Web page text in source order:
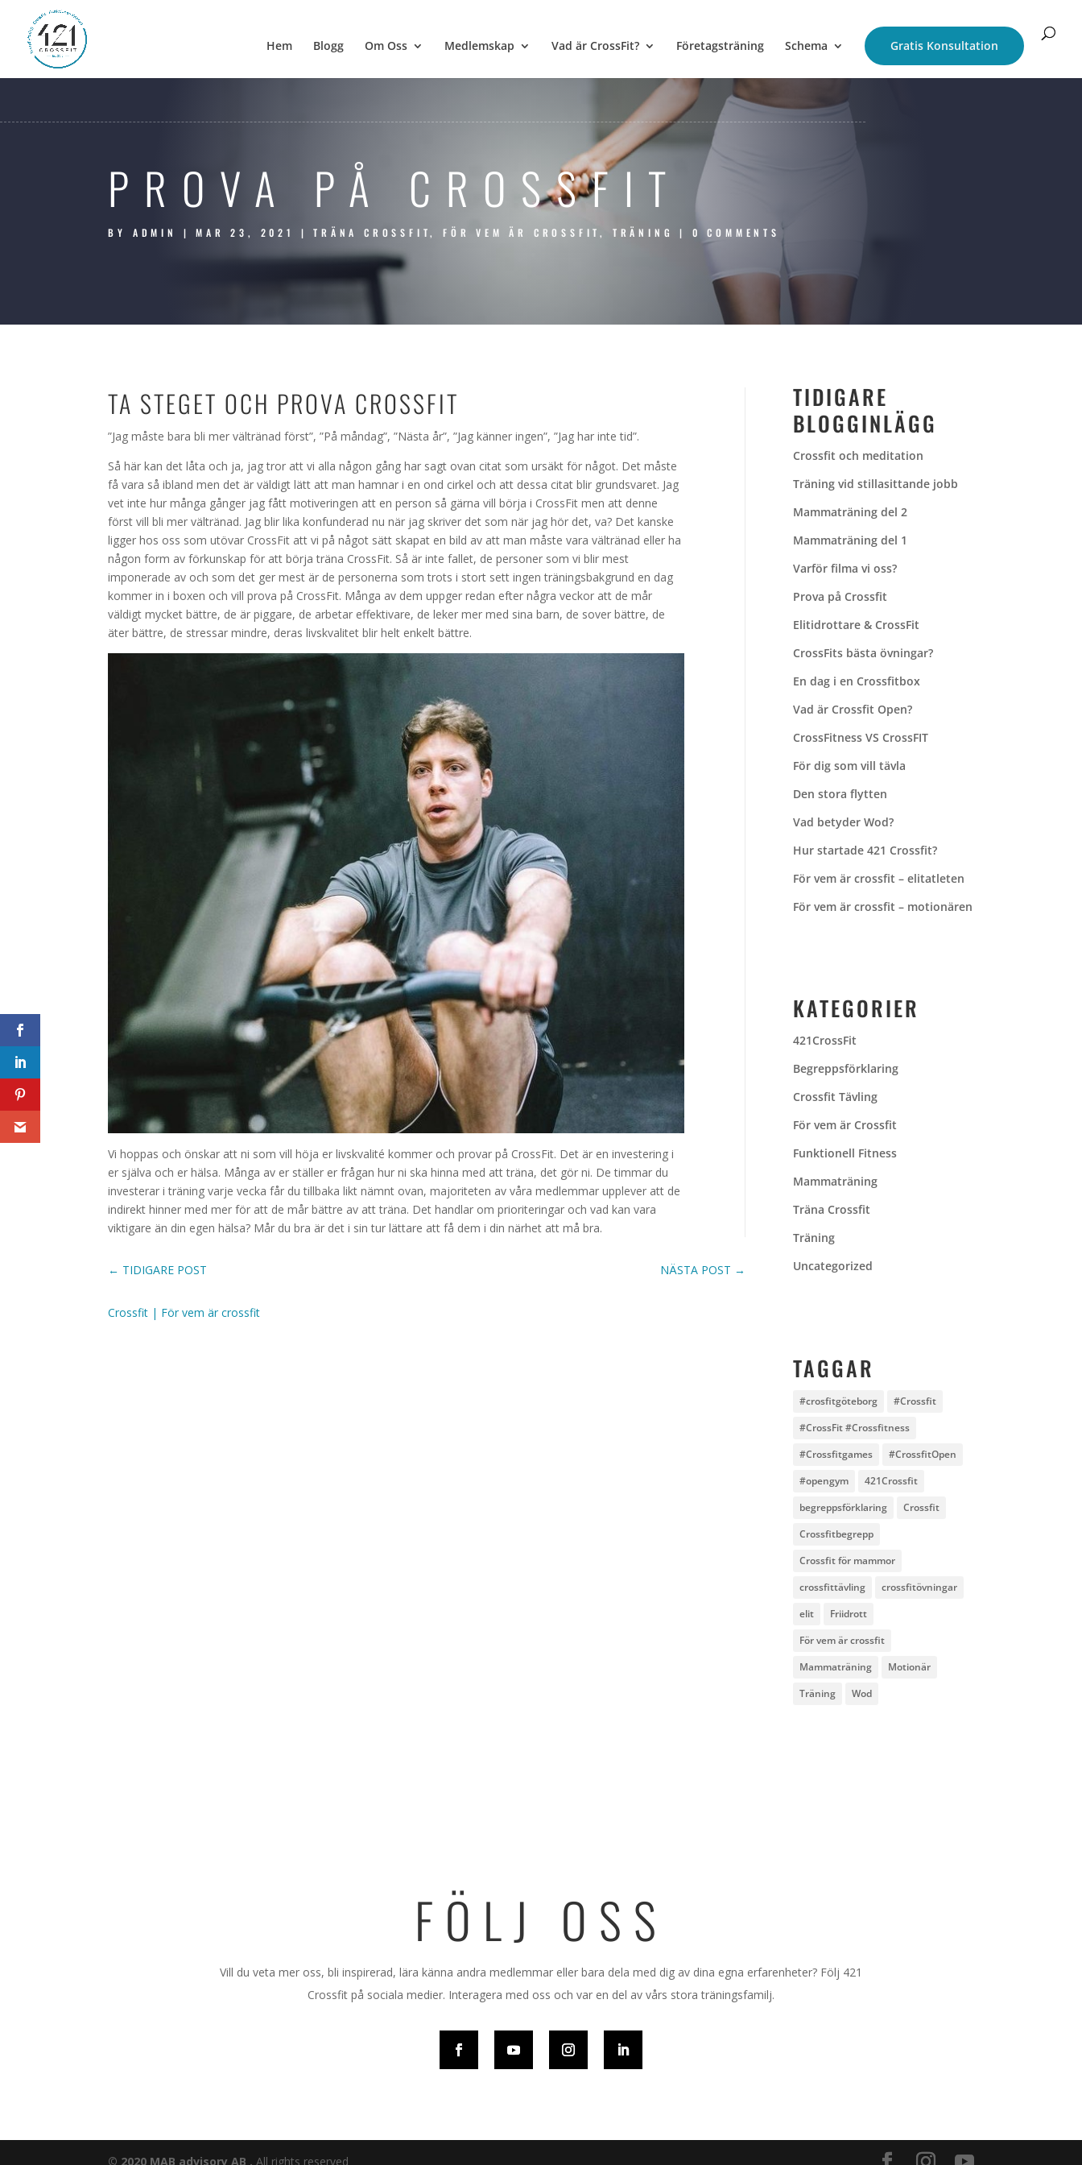
Hem Blogg Om Oss Medlemskap Vad är CrossFit? Företagsträning Schema Gratis Konsultation
PROVA PÅ CROSSFIT
BY ADMIN |MAR 23, 2021 |TRÄNA CROSSFIT,FÖR VEM ÄR CROSSFIT, TRÄNING | 0 COMMENTS
TA STEGET OCH PROVA CROSSFIT
”Jag måste bara bli mer vältränad först”, ”På måndag”, ”Nästa år”, ”Jag känner ingen”, ”Jag har inte tid”.
Så här kan det låta och ja, jag tror att vi alla någon gång har sagt ovan citat som ursäkt för något. Det måste
få vara så ibland men det är väldigt lätt att man hamnar i en ond cirkel och att dessa citat blir grundsvaret. Jag
vet inte hur många gånger jag fått motiveringen att en person så gärna vill börja i CrossFit men att denne
först vill bli mer vältränad. Jag blir lika konfunderad nu när jag skriver det som när jag hör det, va? Det kanske
ligger hos oss som utövar CrossFit att vi på något sätt skapat en bild av att man måste vara vältränad eller ha
någon form av förkunskap för att börja träna CrossFit. Så är inte fallet, de personer som vi blir mest
imponerade av och som det ger mest är de personerna som trots i stort sett ingen träningsbakgrund en dag
kommer in i boxen och vill prova på CrossFit. Många av dem uppger redan efter några veckor att de mår
väldigt mycket bättre, de är piggare, de arbetar effektivare, de leker mer med sina barn, de sover bättre, de
äter bättre, de stressar mindre, deras livskvalitet blir helt enkelt bättre.
Vi hoppas och önskar att ni som vill höja er livskvalité kommer och provar på CrossFit. Det är en investering i
er själva och er hälsa. Många av er ställer er frågan hur ni ska hinna med att träna, det gör ni. De timmar du
investerar i träning varje vecka får du tillbaka likt nämnt ovan, majoriteten av våra medlemmar upplever att de
indirekt hinner med mer för att de mår bättre av att träna. Det handlar om prioriteringar och vad kan vara
viktigare än din egen hälsa? Mår du bra är det i sin tur lättare att få dem i din närhet att må bra.
← TIDIGARE POST NÄSTA POST →
Crossfit | För vem är crossfit
TIDIGARE
BLOGGINLÄGG
Crossfit och meditation
Träning vid stillasittande jobb
Mammaträning del 2
Mammaträning del 1
Varför filma vi oss?
Prova på Crossfit
Elitidrottare & CrossFit
CrossFits bästa övningar?
En dag i en Crossfitbox
Vad är Crossfit Open?
CrossFitness VS CrossFIT
För dig som vill tävla
Den stora flytten
Vad betyder Wod?
Hur startade 421 Crossfit?
För vem är crossfit – elitatleten
För vem är crossfit – motionären
KATEGORIER
421CrossFit
Begreppsförklaring
Crossfit Tävling
För vem är Crossfit
Funktionell Fitness
Mammaträning
Träna Crossfit
Träning
Uncategorized
TAGGAR
#crosfitgöteborg
#Crossfit
#CrossFit #Crossfitness
#Crossfitgames
#CrossfitOpen
#opengym
421Crossfit
begreppsförklaring
Crossfit
Crossfitbegrepp
Crossfit för mammor
crossfittävling
crossfitövningar
elit
Friidrott
För vem är crossfit
Mammaträning
Motionär
Träning
Wod
FÖLJ OSS
Vill du veta mer oss, bli inspirerad, lära känna andra medlemmar eller bara dela med dig av dina egna erfarenheter? Följ 421
Crossfit på sociala medier. Interagera med oss och var en del av vårs stora träningsfamilj.
© 2020 MAB advisory AB . All rights reserved